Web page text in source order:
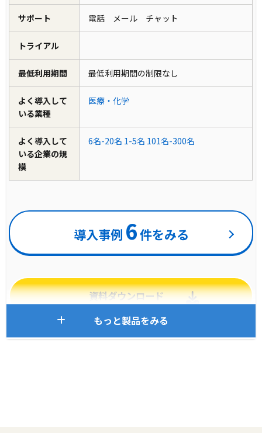
サポート 電話 メール チャット
トライアル
最低利用期間 最低利用期間の制限なし
よく導入して
いる業種
医療・化学
よく導入して
いる企業の規
模
6名-20名 1-5名 101名-300名
導入事例 6件をみる
資料ダウンロード
もっと製品をみる